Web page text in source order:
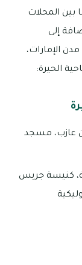
بين المحلات
إلى
الإمارات،
الحيرة:
عازب، مسجد
كنيسة جريس